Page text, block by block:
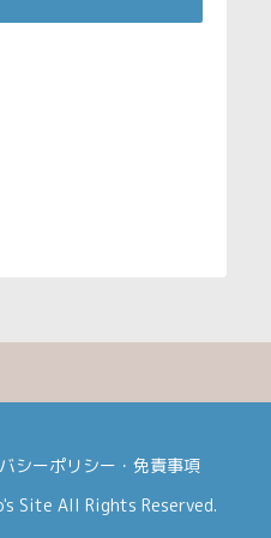
シーポリシー・免責事項
Site All Rights Reserved.